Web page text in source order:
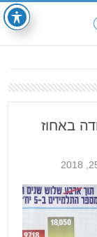
באחוז